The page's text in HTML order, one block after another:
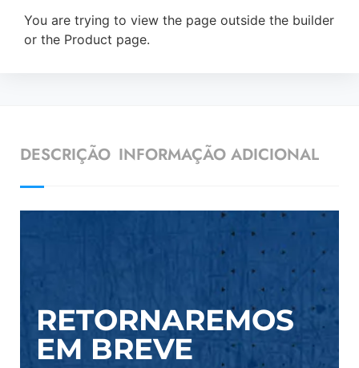
You are trying to view the page outside the builder
or the Product page.
DESCRIÇÃO INFORMAÇÃO ADICIONAL
RETORNAREMOS
EM BREVE